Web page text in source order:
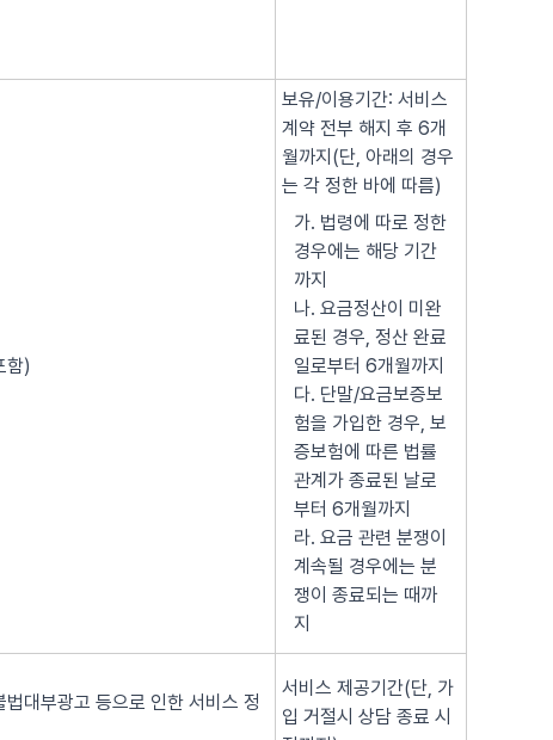
함)
보유/이용기간: 서비스
계약 전부 해지 후 6개
월까지(단, 아래의 경우
는 각 정한 바에 따름)
가. 법령에 따로 정한
경우에는 해당 기간
까지
나. 요금정산이 미완
료된 경우, 정산 완료
일로부터 6개월까지
다. 단말/요금보증보
험을 가입한 경우, 보
증보험에 따른 법률
관계가 종료된 날로
부터 6개월까지
라. 요금 관련 분쟁이
계속될 경우에는 분
쟁이 종료되는 때까
지
대부광고 등으로 인한 서비스 정
서비스 제공기간(단, 가
입 거절시 상담 종료 시